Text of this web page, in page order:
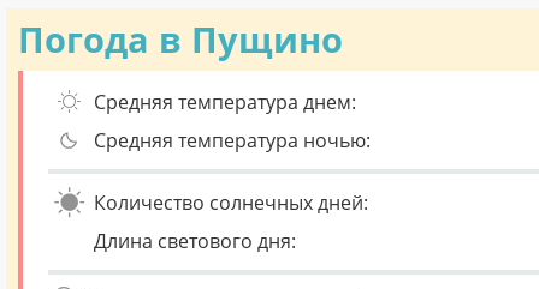
Погода в Пущино
Средняя температура днем:
Средняя температура ночью:
Количество солнечных дней:
Длина светового дня: